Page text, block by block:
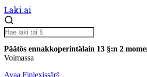
Laki.ai
Päätös ennakkoperintälain 13 §:n 2
Voimassa
Avaa Finlexissä